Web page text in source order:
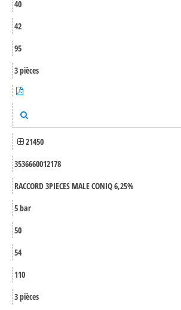
40
42
95
3 pièces
21450
3536660012178
RACCORD 3PIECES MALE CONIQ 6,25%
5 bar
50
54
110
3 pièces